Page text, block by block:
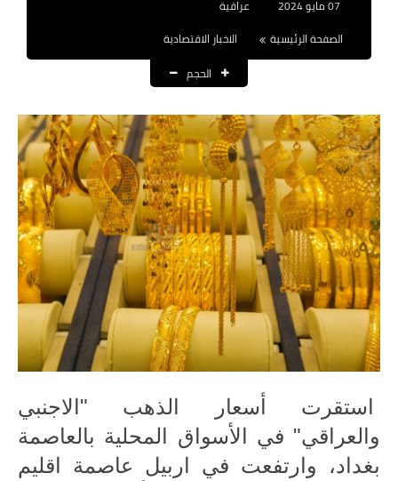
العقود والاجور اليومية
الرواتب
القروض والسلف
المنح المالية
قطع الاراضي
اخبار العراق
الاخبار السياسية
الاخبار الاقتصادية
الاخبار الرياضية
عراقية
الصفحة الرئيسية
الاخبار الاقتصادية
الحجم
استقرت أسعار الذهب "الاجنبي
والعراقي" في الأسواق المحلية بالعاصمة
بغداد، وارتفعت في اربيل عاصمة اقليم